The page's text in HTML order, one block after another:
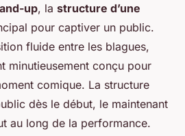
up, la structure d’une
pour captiver un public.
fluide entre les blagues,
minutieusement conçu pour
comique. La structure
dès le début, le maintenant
au long de la performance.